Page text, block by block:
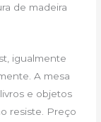
de madeira
igualmente
A mesa
e objetos
resiste. Preço